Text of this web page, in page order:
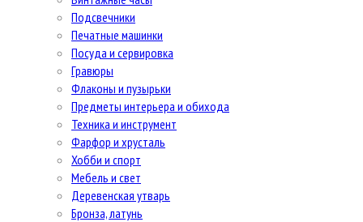
Подсвечники
Печатные машинки
Посуда и сервировка
Гравюры
Флаконы и пузырьки
Предметы интерьера и обихода
Техника и инструмент
Фарфор и хрусталь
Хобби и спорт
Мебель и свет
Деревенская утварь
Бронза, латунь